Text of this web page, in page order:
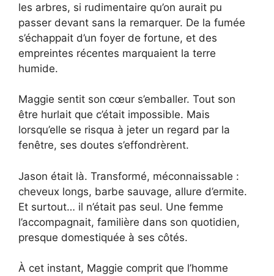
les arbres, si rudimentaire qu’on aurait pu
passer devant sans la remarquer. De la fumée
s’échappait d’un foyer de fortune, et des
empreintes récentes marquaient la terre
humide.
Maggie sentit son cœur s’emballer. Tout son
être hurlait que c’était impossible. Mais
lorsqu’elle se risqua à jeter un regard par la
fenêtre, ses doutes s’effondrèrent.
Jason était là. Transformé, méconnaissable :
cheveux longs, barbe sauvage, allure d’ermite.
Et surtout… il n’était pas seul. Une femme
l’accompagnait, familière dans son quotidien,
presque domestiquée à ses côtés.
À cet instant, Maggie comprit que l’homme